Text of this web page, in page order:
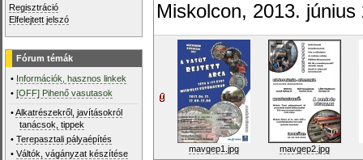
Regisztráció
Elfelejtett jelszó
Fórum témák
• Információk, hasznos linkek
•[OFF] Pihenő vasutasok
•Alkatrészekről, javításokról
tanácsok, tippek
•Terepasztali pályaépítés
•Váltók, vágányzat készítése
Miskolcon, 2013. június
mavgep1.jpg mavgep2.jpg